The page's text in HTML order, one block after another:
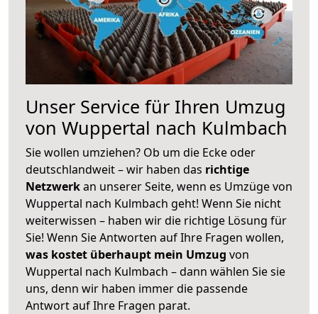
Unser Service für Ihren Umzug
von Wuppertal nach Kulmbach
Sie wollen umziehen? Ob um die Ecke oder
deutschlandweit – wir haben das richtige
Netzwerkan unserer Seite, wenn es Umzüge von
Wuppertal nach Kulmbach geht! Wenn Sie nicht
weiterwissen – haben wir die richtige Lösung für
Sie! Wenn Sie Antworten auf Ihre Fragen wollen,
was kostet überhaupt mein Umzug von
Wuppertal nach Kulmbach – dann wählen Sie sie
uns, denn wir haben immer die passende
Antwort auf Ihre Fragen parat.